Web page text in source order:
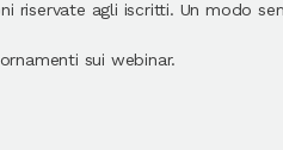
riservate agli iscritti. Un modo
sui webinar.